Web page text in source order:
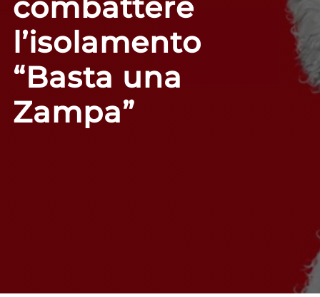
combattere
l’isolamento
“Basta una
Zampa”